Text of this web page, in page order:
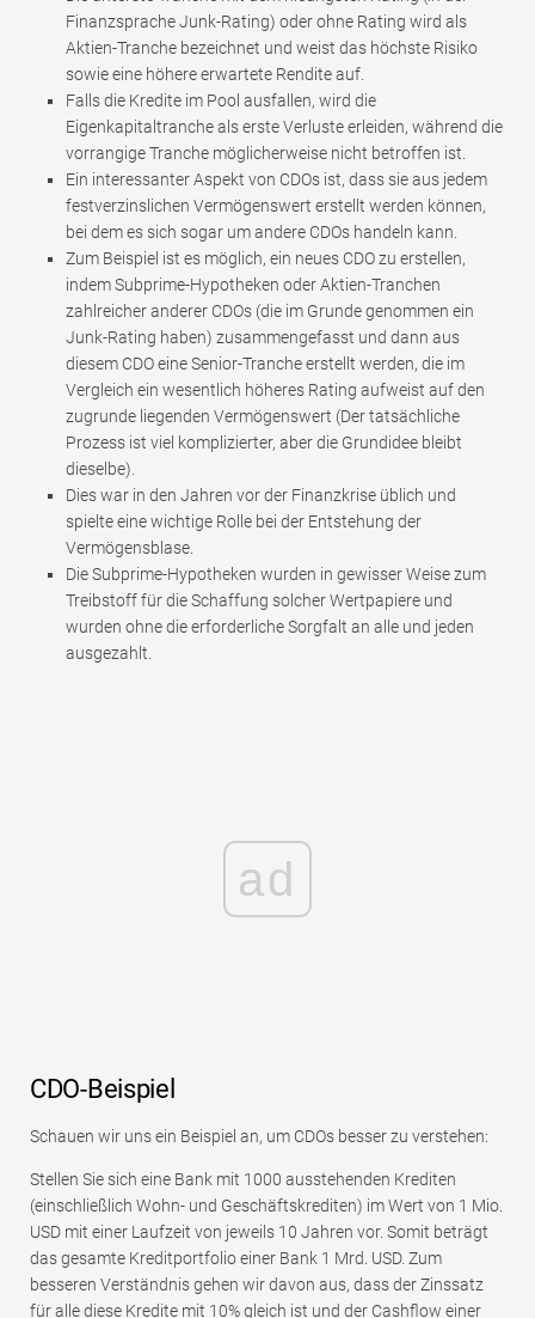
Finanzsprache Junk-Rating) oder ohne Rating wird als
Aktien-Tranche bezeichnet und weist das höchste Risiko
sowie eine höhere erwartete Rendite auf.
Falls die Kredite im Pool ausfallen, wird die
Eigenkapitaltranche als erste Verluste erleiden, während die
vorrangige Tranche möglicherweise nicht betroffen ist.
Ein interessanter Aspekt von CDOs ist, dass sie aus jedem
festverzinslichen Vermögenswert erstellt werden können,
bei dem es sich sogar um andere CDOs handeln kann.
Zum Beispiel ist es möglich, ein neues CDO zu erstellen,
indem Subprime-Hypotheken oder Aktien-Tranchen
zahlreicher anderer CDOs (die im Grunde genommen ein
Junk-Rating haben) zusammengefasst und dann aus
diesem CDO eine Senior-Tranche erstellt werden, die im
Vergleich ein wesentlich höheres Rating aufweist auf den
zugrunde liegenden Vermögenswert (Der tatsächliche
Prozess ist viel komplizierter, aber die Grundidee bleibt
dieselbe).
Dies war in den Jahren vor der Finanzkrise üblich und
spielte eine wichtige Rolle bei der Entstehung der
Vermögensblase.
Die Subprime-Hypotheken wurden in gewisser Weise zum
Treibstoff für die Schaffung solcher Wertpapiere und
wurden ohne die erforderliche Sorgfalt an alle und jeden
ausgezahlt.
ad
CDO-Beispiel
Schauen wir uns ein Beispiel an, um CDOs besser zu verstehen:
Stellen Sie sich eine Bank mit 1000 ausstehenden Krediten
(einschließlich Wohn- und Geschäftskrediten) im Wert von 1 Mio.
USD mit einer Laufzeit von jeweils 10 Jahren vor. Somit beträgt
das gesamte Kreditportfolio einer Bank 1 Mrd. USD. Zum
besseren Verständnis gehen wir davon aus, dass der Zinssatz
für alle diese Kredite mit 10% gleich ist und der Cashflow einer